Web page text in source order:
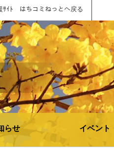
ｻｲﾄ はちコミねっとへ戻る
らせ イベント